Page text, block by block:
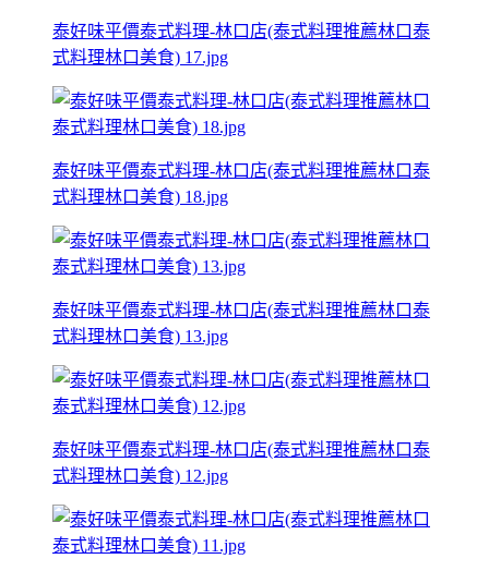
泰好味平價泰式料理-林口店(泰式料理推薦林口泰
式料理林口美食) 17.jpg
泰好味平價泰式料理-林口店(泰式料理推薦林口泰
式料理林口美食) 18.jpg
泰好味平價泰式料理-林口店(泰式料理推薦林口泰
式料理林口美食) 13.jpg
泰好味平價泰式料理-林口店(泰式料理推薦林口泰
式料理林口美食) 12.jpg